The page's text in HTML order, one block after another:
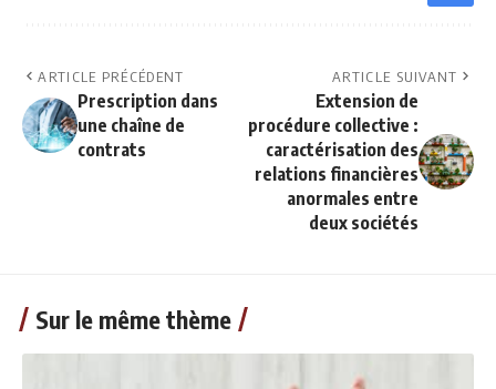
ARTICLE PRÉCÉDENT
Prescription dans
une chaîne de
contrats
ARTICLE SUIVANT
Extension de
procédure collective :
caractérisation des
relations financières
anormales entre
deux sociétés
Sur le même thème